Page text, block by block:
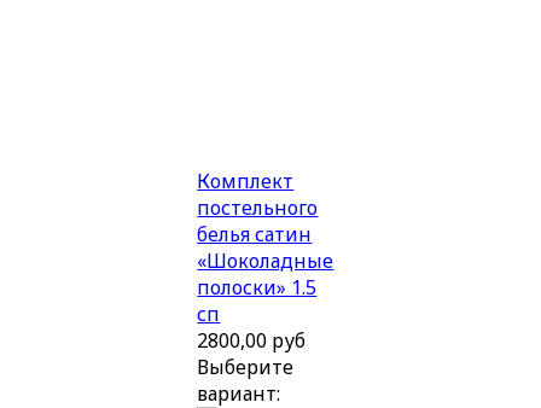
Комплект
постельного
белья сатин
«Шоколадные
полоски» 1.5
сп
2800,00 руб
Выберите
вариант: